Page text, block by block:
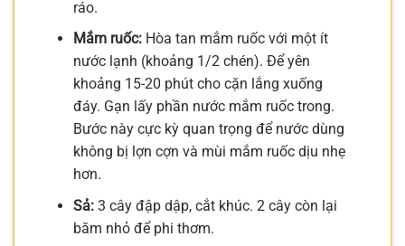
ráo.
Mắm ruốc:Hòa tan mắm ruốc với một ít
nước lạnh (khoảng 1/2 chén). Để yên
khoảng 15-20 phút cho cặn lắng xuống
đáy. Gạn lấy phần nước mắm ruốc trong.
Bước này cực kỳ quan trọng để nước dùng
không bị lợn cợn và mùi mắm ruốc dịu nhẹ
hơn.
Sả:3 cây đập dập, cắt khúc. 2 cây còn lại
băm nhỏ để phi thơm.